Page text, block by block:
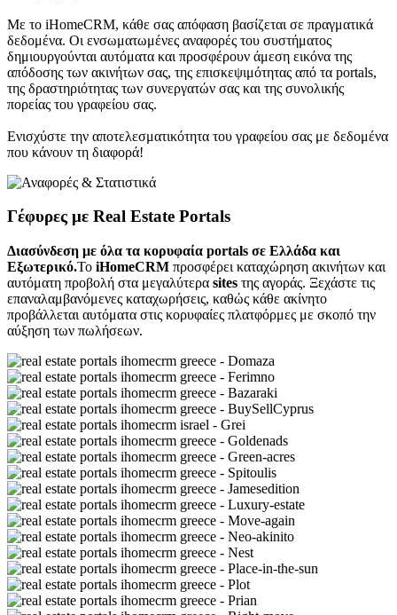
Με το iHomeCRM, κάθε σας απόφαση βασίζεται σε πραγματικά
δεδομένα. Οι ενσωματωμένες αναφορές του συστήματος
δημιουργούνται αυτόματα και προσφέρουν άμεση εικόνα της
απόδοσης των ακινήτων σας, της επισκεψιμότητας από τα portals,
της δραστηριότητας των συνεργατών σας και της συνολικής
πορείας του γραφείου σας.
Ενισχύστε την αποτελεσματικότητα του γραφείου σας με δεδομένα
που κάνουν τη διαφορά!
Γέφυρες με Real Estate Portals
Διασύνδεση με όλα τα κορυφαία portals σε Ελλάδα και
Εξωτερικό.Το iHomeCRM προσφέρει καταχώρηση ακινήτων και
αυτόματη προβολή στα μεγαλύτερα sites της αγοράς. Ξεχάστε τις
επαναλαμβανόμενες καταχωρήσεις, καθώς κάθε ακίνητο
προβάλλεται αυτόματα στις κορυφαίες πλατφόρμες με σκοπό την
αύξηση των πωλήσεων.